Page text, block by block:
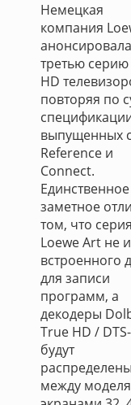
Немецкая
компания
анонсировала
третью
HD
повторяя по
выпущенных
Reference и
Connect.
Единственное
заметное
том, что серия
Loewe Art не
встроенного
для записи
программ, а
декодеры
True HD /
будут
распределены
между